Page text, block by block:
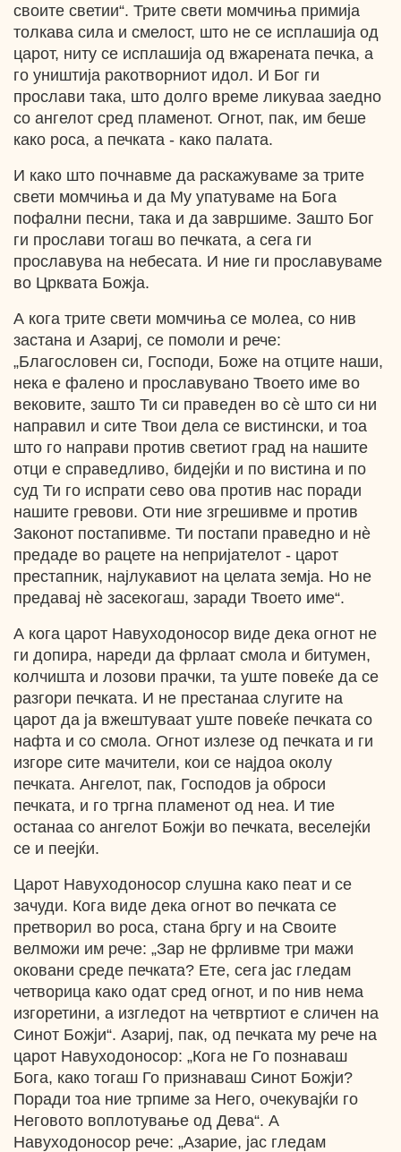
своите светии“. Трите свети момчиња примија
толкава сила и смелост, што не се исплашија од
царот, ниту се исплашија од вжарената печка, а
го уништија ракотворниот идол. И Бог ги
прослави така, што долго време ликуваа заедно
со ангелот сред пламенот. Огнот, пак, им беше
како роса, а печката - како палата.
И како што почнавме да раскажуваме за трите
свети момчиња и да Му упатуваме на Бога
пофални песни, така и да завршиме. Зашто Бог
ги прослави тогаш во печката, а сега ги
прославува на небесата. И ние ги прославуваме
во Црквата Божја.
А кога трите свети момчиња се молеа, со нив
застана и Азариј, се помоли и рече:
„Благословен си, Господи, Боже на отците наши,
нека е фалено и прославувано Твоето име во
вековите, зашто Ти си праведен во сѐ што си ни
направил и сите Твои дела се вистински, и тоа
што го направи против светиот град на нашите
отци е справедливо, бидејќи и по вистина и по
суд Ти го испрати сево ова против нас поради
нашите гревови. Оти ние згрешивме и против
Законот постапивме. Ти постапи праведно и нѐ
предаде во рацете на непријателот - царот
престапник, најлукавиот на целата земја. Но не
предавај нѐ засекогаш, заради Твоето име“.
А кога царот Навуходоносор виде дека огнот не
ги допира, нареди да фрлаат смола и битумен,
колчишта и лозови прачки, та уште повеќе да се
разгори печката. И не престанаа слугите на
царот да ја вжештуваат уште повеќе печката со
нафта и со смола. Огнот излезе од печката и ги
изгоре сите мачители, кои се најдоа околу
печката. Ангелот, пак, Господов ја оброси
печката, и го тргна пламенот од неа. И тие
останаа со ангелот Божји во печката, веселејќи
се и пеејќи.
Царот Навуходоносор слушна како пеат и се
зачуди. Кога виде дека огнот во печката се
претворил во роса, стана бргу и на Своите
велможи им рече: „Зар не фрливме три мажи
оковани среде печката? Ете, сега јас гледам
четворица како одат сред огнот, и по нив нема
изгоретини, а изгледот на четвртиот е сличен на
Синот Божји“. Азариј, пак, од печката му рече на
царот Навуходоносор: „Кога не Го познаваш
Бога, како тогаш Го признаваш Синот Божји?
Поради тоа ние трпиме за Него, очекувајќи го
Неговото воплотување од Дева“. А
Навуходоносор рече: „Азарие, јас гледам